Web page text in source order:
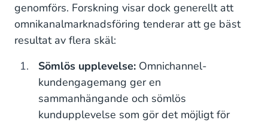
genomförs. Forskning visar dock generellt att
omnikanalmarknadsföring tenderar att ge bäst
resultat av flera skäl:
Sömlös upplevelse: Omnichannel-
kundengagemang ger en
sammanhängande och sömlös
kundupplevelse som gör det möjligt för